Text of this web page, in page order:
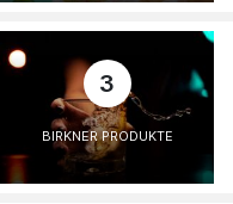
3
BIRKNER PRODUKTE